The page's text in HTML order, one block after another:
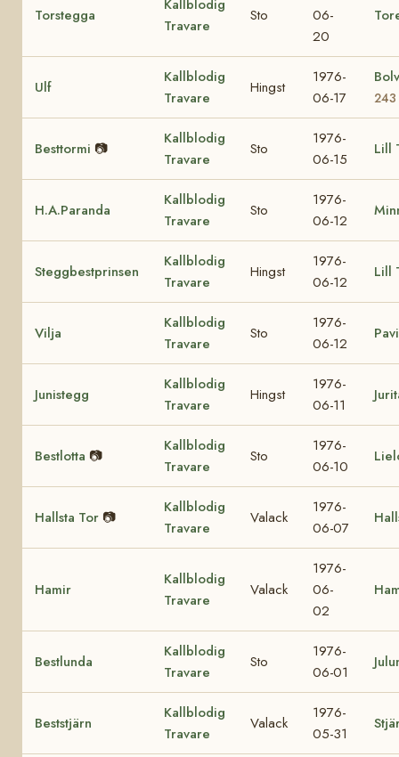
Torstegga
Kallblodig
Travare
Sto
06-
20
Ulf
Kallblodig
Travare
Hingst
1976-
06-17
243
Besttormi 📷
Kallblodig
Travare
Sto
1976-
06-15
Lill
H.A.Paranda
Kallblodig
Travare
Sto
1976-
06-12
Steggbestprinsen
Kallblodig
Travare
Hingst
1976-
06-12
Lill
Vilja
Kallblodig
Travare
Sto
1976-
06-12
Junistegg
Kallblodig
Travare
Hingst
1976-
06-11
Bestlotta 📷
Kallblodig
Travare
Sto
1976-
06-10
Hallsta Tor 📷
Kallblodig
Travare
Valack
1976-
06-07
Hamir
Kallblodig
Travare
Valack
1976-
06-
02
Bestlunda
Kallblodig
Travare
Sto
1976-
06-01
Beststjärn
Kallblodig
Travare
Valack
1976-
05-31